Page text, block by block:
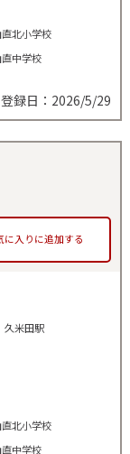
北小学校
中学校
登録日：2026/5/29
に入りに追加する
米田駅
北小学校
中学校